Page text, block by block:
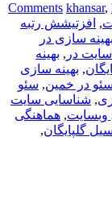
khansar,
, افزتیشش رتبه
بهینه سازی در
در , بهینه
, بهینه سازی
سئو در خمین, سئو
, شناسایی سایت
, هماهنگی
گلپایگان,